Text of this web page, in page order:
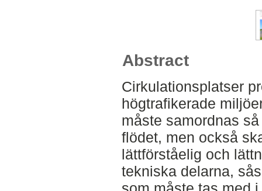
Abstract
Cirkulationsplatser
högtrafikerade
måste samordnas
flödet, men också
lättförståelig och
tekniska delarna,